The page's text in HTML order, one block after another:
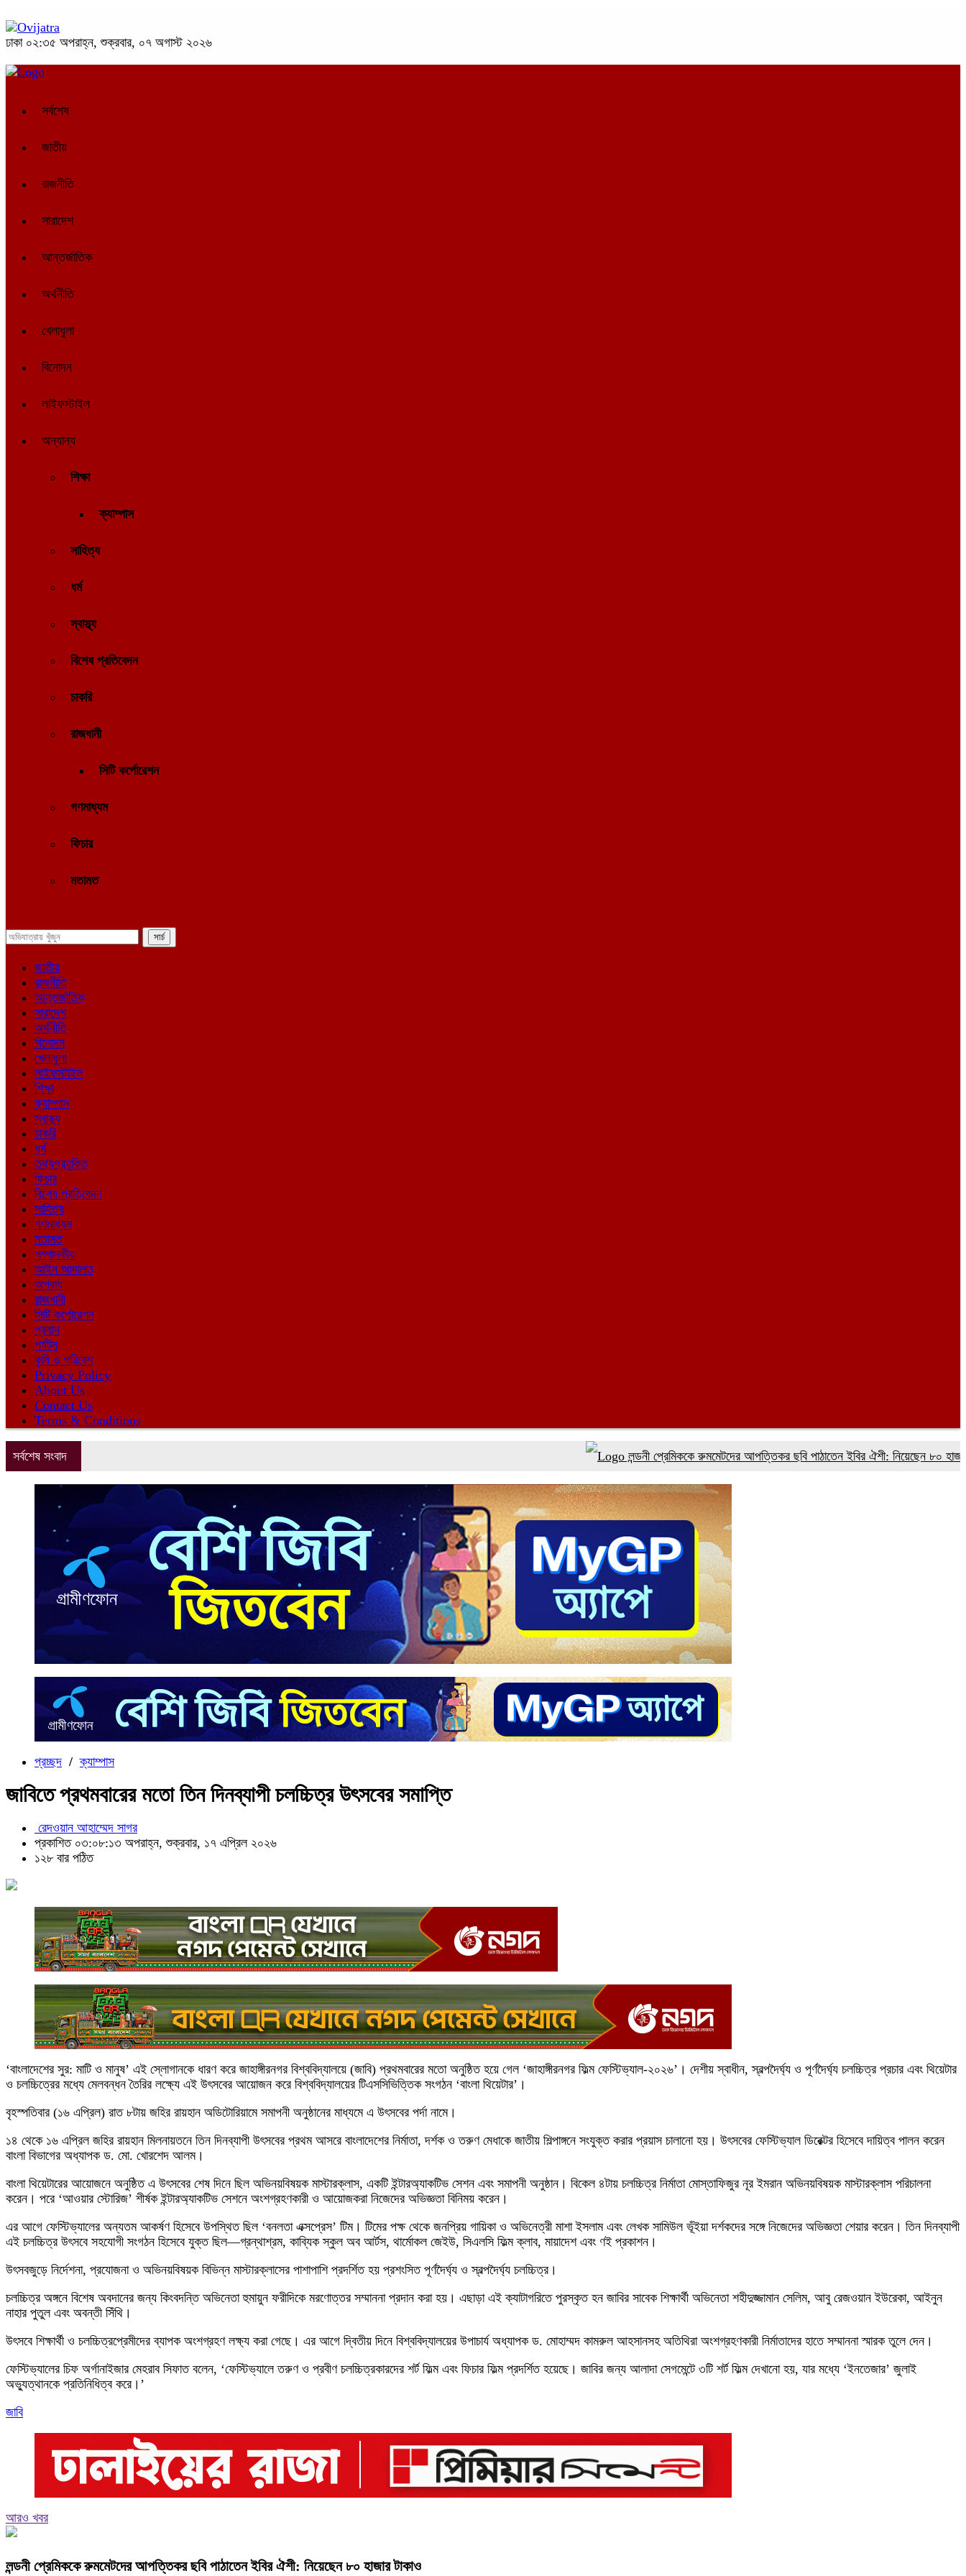
ঢাকা ০২:৩৫ অপরাহ্ন, শুক্রবার, ০৭ অগাস্ট ২০২৬
সর্বশেষ
জাতীয়
রাজনীতি
সারাদেশ
আন্তর্জাতিক
অর্থনীতি
খেলাধুলা
বিনোদন
লাইফস্টাইল
অন্যান্য
শিক্ষা
ক্যাম্পাস
সাহিত্য
ধর্ম
স্বাস্থ্য
বিশেষ প্রতিবেদন
চাকরি
রাজধানী
সিটি কর্পোরেশন
গণমাধ্যম
ফিচার
মতামত
জাতীয়
রাজনীতি
আন্তর্জাতিক
সারাদেশ
অর্থনীতি
বিনোদন
খেলাধুলা
লাইফস্টাইল
শিক্ষা
ক্যাম্পাস
স্বাস্থ্য
চাকরি
ধর্ম
তথ্যপ্রযুক্তি
ফিচার
বিশেষ প্রতিবেদন
সাহিত্য
গণমাধ্যম
মতামত
সম্পাদকীয়
আইন আদালত
অপরাধ
রাজধানী
সিটি কর্পোরেশন
প্রবাস
পর্যটন
কৃষি ও পরিবেশ
Privacy Policy
About Us
Contact Us
Terms & Conditions
সর্বশেষ সংবাদ লন্ডনী প্রেমিককে রুমমেটদের আপত্তিকর ছবি পাঠাতেন ইবির ঐশী: নিয়েছেন ৮০ হাজার টাকাও
প্রচ্ছদ /ক্যাম্পাস
জাবিতে প্রথমবারের মতো তিন দিনব্যাপী চলচ্চিত্র উৎসবের সমাপ্তি
রেদওয়ান আহাম্মেদ সাগর
প্রকাশিত ০৩:০৮:১৩ অপরাহ্ন, শুক্রবার, ১৭ এপ্রিল ২০২৬
১২৮ বার পঠিত
‘বাংলাদেশের সুর: মাটি ও মানুষ’ এই স্লোগানকে ধারণ করে জাহাঙ্গীরনগর বিশ্ববিদ্যালয়ে (জাবি) প্রথমবারের মতো অনুষ্ঠিত হয়ে গেল ‘জাহাঙ্গীরনগর ফিল্ম ফেস্টিভ্যাল-২০২৬’। দেশীয় স্বাধীন, স্বল্পদৈর্ঘ্য ও পূর্ণদৈর্ঘ্য চলচ্চিত্র প্রচার এবং থিয়েটার
ও চলচ্চিত্রের মধ্যে মেলবন্ধন তৈরির লক্ষ্যে এই উৎসবের আয়োজন করে বিশ্ববিদ্যালয়ের টিএসসিভিত্তিক সংগঠন ‘বাংলা থিয়েটার’।
বৃহস্পতিবার (১৬ এপ্রিল) রাত ৮টায় জহির রায়হান অডিটোরিয়ামে সমাপনী অনুষ্ঠানের মাধ্যমে এ উৎসবের পর্দা নামে।
১৪ থেকে ১৬ এপ্রিল জহির রায়হান মিলনায়তনে তিন দিনব্যাপী উৎসবের প্রথম আসরে বাংলাদেশের নির্মাতা, দর্শক ও তরুণ মেধাকে জাতীয় শিল্পাঙ্গনে সংযুক্ত করার প্রয়াস চালানো হয়। উৎসবের ফেস্টিভ্যাল ডিরেক্টর হিসেবে দায়িত্ব পালন করেন
বাংলা বিভাগের অধ্যাপক ড. মো. খোরশেদ আলম।
বাংলা থিয়েটারের আয়োজনে অনুষ্ঠিত এ উৎসবের শেষ দিনে ছিল অভিনয়বিষয়ক মাস্টারক্লাস, একটি ইন্টারঅ্যাকটিভ সেশন এবং সমাপনী অনুষ্ঠান। বিকেল ৪টায় চলচ্চিত্র নির্মাতা মোস্তাফিজুর নূর ইমরান অভিনয়বিষয়ক মাস্টারক্লাস পরিচালনা
করেন। পরে ‘আওয়ার স্টোরিজ’ শীর্ষক ইন্টারঅ্যাকটিভ সেশনে অংশগ্রহণকারী ও আয়োজকরা নিজেদের অভিজ্ঞতা বিনিময় করেন।
এর আগে ফেস্টিভ্যালের অন্যতম আকর্ষণ হিসেবে উপস্থিত ছিল ‘বনলতা এক্সপ্রেস’ টিম। টিমের পক্ষ থেকে জনপ্রিয় গায়িকা ও অভিনেত্রী মাশা ইসলাম এবং লেখক সামিউল ভূঁইয়া দর্শকদের সঙ্গে নিজেদের অভিজ্ঞতা শেয়ার করেন। তিন দিনব্যাপী
এই চলচ্চিত্র উৎসবে সহযোগী সংগঠন হিসেবে যুক্ত ছিল—গ্রন্থাশ্রম, কাব্যিক স্কুল অব আর্টস, থার্মোকল জেইউ, সিএলসি ফিল্ম ক্লাব, মায়াদেশ এবং ণই প্রকাশন।
উৎসবজুড়ে নির্দেশনা, প্রযোজনা ও অভিনয়বিষয়ক বিভিন্ন মাস্টারক্লাসের পাশাপাশি প্রদর্শিত হয় প্রশংসিত পূর্ণদৈর্ঘ্য ও স্বল্পদৈর্ঘ্য চলচ্চিত্র।
চলচ্চিত্র অঙ্গনে বিশেষ অবদানের জন্য কিংবদন্তি অভিনেতা হুমায়ুন ফরীদিকে মরণোত্তর সম্মাননা প্রদান করা হয়। এছাড়া এই ক্যাটাগরিতে পুরস্কৃত হন জাবির সাবেক শিক্ষার্থী অভিনেতা শহীদুজ্জামান সেলিম, আবু রেজওয়ান ইউরেকা, আইনুন
নাহার পুতুল এবং অবন্তী সিঁথি।
উৎসবে শিক্ষার্থী ও চলচ্চিত্রপ্রেমীদের ব্যাপক অংশগ্রহণ লক্ষ্য করা গেছে। এর আগে দ্বিতীয় দিনে বিশ্ববিদ্যালয়ের উপাচার্য অধ্যাপক ড. মোহাম্মদ কামরুল আহসানসহ অতিথিরা অংশগ্রহণকারী নির্মাতাদের হাতে সম্মাননা স্মারক তুলে দেন।
ফেস্টিভ্যালের চিফ অর্গানাইজার মেহরাব সিফাত বলেন, ‘ফেস্টিভ্যালে তরুণ ও প্রবীণ চলচ্চিত্রকারদের শর্ট ফিল্ম এবং ফিচার ফিল্ম প্রদর্শিত হয়েছে। জাবির জন্য আলাদা সেগমেন্টে ৩টি শর্ট ফিল্ম দেখানো হয়, যার মধ্যে ‘ইনতেজার’ জুলাই
অভ্যুত্থানকে প্রতিনিধিত্ব করে।’
জাবি
আরও খবর
লন্ডনী প্রেমিককে রুমমেটদের আপত্তিকর ছবি পাঠাতেন ইবির ঐশী: নিয়েছেন ৮০ হাজার টাকাও